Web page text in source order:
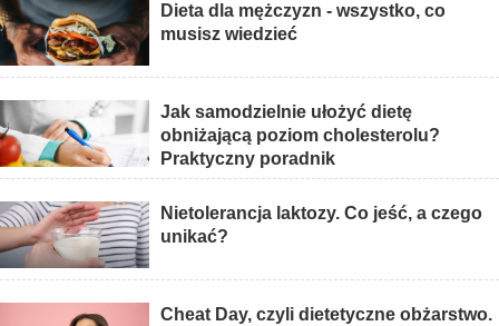
Dieta dla mężczyzn - wszystko, co
musisz wiedzieć
Jak samodzielnie ułożyć dietę
obniżającą poziom cholesterolu?
Praktyczny poradnik
Nietolerancja laktozy. Co jeść, a czego
unikać?
Cheat Day, czyli dietetyczne obżarstwo.